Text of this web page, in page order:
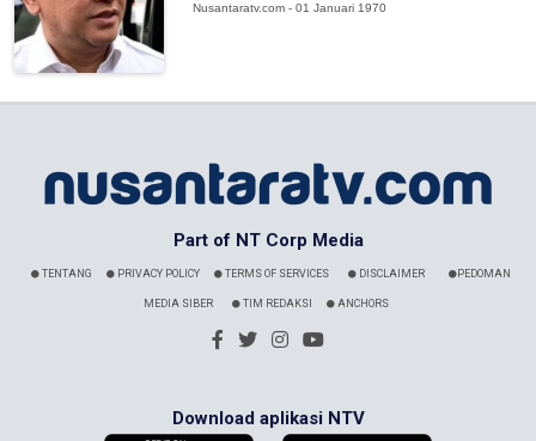
Nusantaratv.com - 01 Januari 1970
Part of NT Corp Media
TENTANG PRIVACY POLICY TERMS OF SERVICES DISCLAIMER PEDOMAN
MEDIA SIBER TIM REDAKSI ANCHORS
Download aplikasi NTV